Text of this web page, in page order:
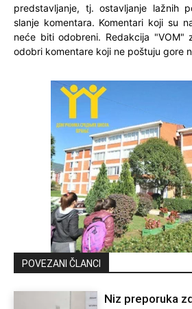
predstavljanje, tj. ostavljanje lažnih
slanje komentara. Komentari koji su
neće biti odobreni. Redakcija "VOM"
odobri komentare koji ne poštuju gore
POVEZANI ČLANCI
Niz preporuka